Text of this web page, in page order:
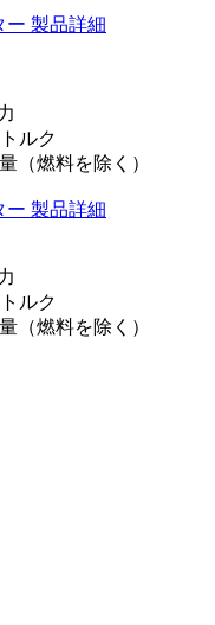
ー 製品詳細
ルク
（燃料を除く）
ー 製品詳細
ルク
（燃料を除く）